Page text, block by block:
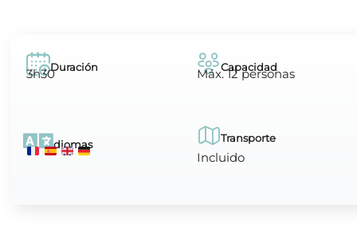
Duración
3h30 Capacidad
Máx. 12 personas
Idiomas Transporte
Incluido